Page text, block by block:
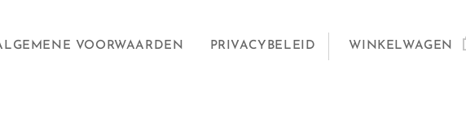
VOORWAARDEN PRIVACYBELEID WINKELWAGEN